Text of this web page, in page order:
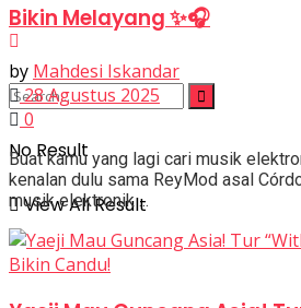
No Result
View All Result
Bikin Melayang ✨🎧
by Mahdesi Iskandar
28 Agustus 2025
0
Buat kamu yang lagi cari musik
kenalan dulu sama ReyMod asal
musik elektronik ...